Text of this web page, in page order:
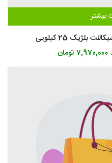
بیشتر
بلژیک 25 کیلویی
7,970,000 تومان